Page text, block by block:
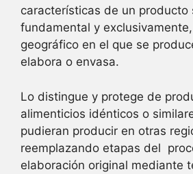
características de un producto
fundamental y
geográfico en el que se
elabora o envasa.
Lo distingue y protege de
alimenticios idénticos o
pudieran producir en otras
reemplazando etapas del
elaboración original mediante